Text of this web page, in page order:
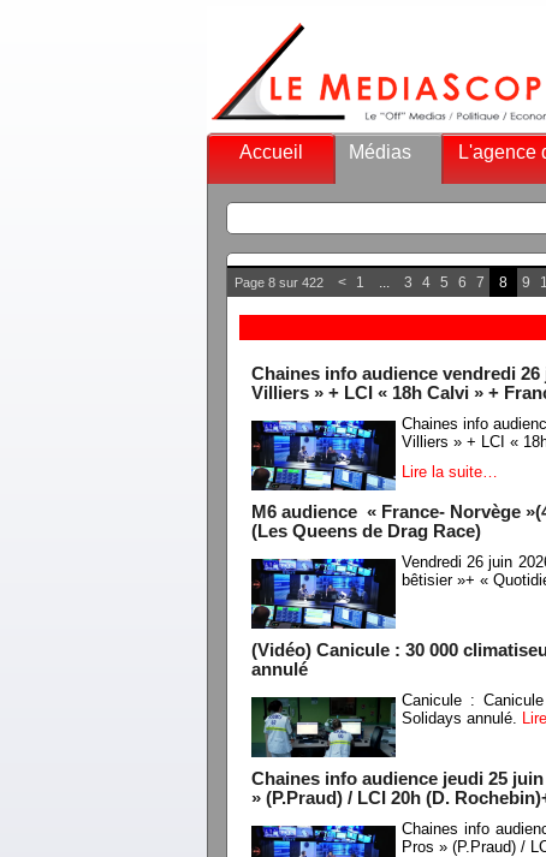
Accueil Médias L'agence
Page 8 sur 422 < 1 ... 3 4 5 6 7 8 9
Chaines info audience vendredi
Villiers » + LCI « 18h Calvi » +
Chaines info
Villiers » + LCI «
Lire la suite…
M6 audience « France- Norvège
(Les Queens de Drag Race)
Vendredi 26 juin
bêtisier »+ «
(Vidéo) Canicule : 30 000
annulé
Canicule :
Solidays annulé.
Chaines info audience jeudi 25
» (P.Praud) / LCI 20h (D.
Chaines info
Pros » (P.Praud) /